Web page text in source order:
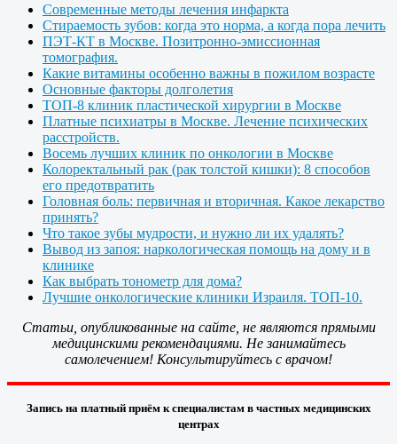
Современные методы лечения инфаркта
Стираемость зубов: когда это норма, а когда пора лечить
ПЭТ-КТ в Москве. Позитронно-эмиссионная
томография.
Какие витамины особенно важны в пожилом возрасте
Основные факторы долголетия
ТОП-8 клиник пластической хирургии в Москве
Платные психиатры в Москве. Лечение психических
расстройств.
Восемь лучших клиник по онкологии в Москве
Колоректальный рак (рак толстой кишки): 8 способов
его предотвратить
Головная боль: первичная и вторичная. Какое лекарство
принять?
Что такое зубы мудрости, и нужно ли их удалять?
Вывод из запоя: наркологическая помощь на дому и в
клинике
Как выбрать тонометр для дома?
Лучшие онкологические клиники Израиля. ТОП-10.
Статьи, опубликованные на сайте, не являются прямыми
медицинскими рекомендациями. Не занимайтесь
самолечением! Консультируйтесь с врачом!
Запись на платный приём к специалистам в частных медицинских
центрах